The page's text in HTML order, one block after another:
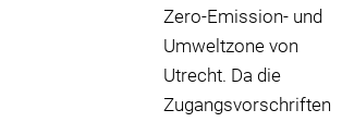
Zero-Emission- und
Umweltzone von
Utrecht. Da die
Zugangsvorschriften